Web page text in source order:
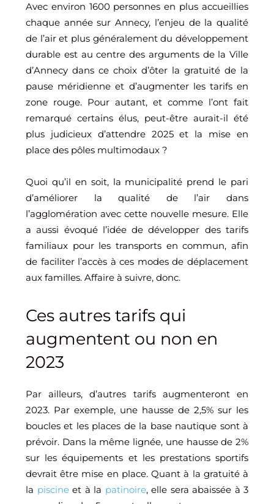
Avec environ 1600 personnes en plus accueillies
chaque année sur Annecy, l’enjeu de la qualité
de l’air et plus généralement du développement
durable est au centre des arguments de la Ville
d’Annecy dans ce choix d’ôter la gratuité de la
pause méridienne et d’augmenter les tarifs en
zone rouge. Pour autant, et comme l’ont fait
remarqué certains élus, peut-être aurait-il été
plus judicieux d’attendre 2025 et la mise en
place des pôles multimodaux ?
Quoi qu’il en soit, la municipalité prend le pari
d’améliorer la qualité de l’air dans
l’agglomération avec cette nouvelle mesure. Elle
a aussi évoqué l’idée de développer des tarifs
familiaux pour les transports en commun, afin
de faciliter l’accès à ces modes de déplacement
aux familles. Affaire à suivre, donc.
Ces autres tarifs qui
augmentent ou non en
2023
Par ailleurs, d’autres tarifs augmenteront en
2023. Par exemple, une hausse de 2,5% sur les
boucles et les places de la base nautique sont à
prévoir. Dans la même lignée, une hausse de 2%
sur les équipements et les prestations sportifs
devrait être mise en place. Quant à la gratuité à
la piscineet à la patinoire, elle sera abaissée à 3